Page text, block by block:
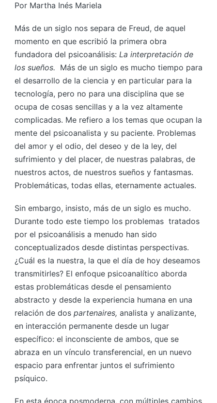
Por Martha Inés Mariela
Más de un siglo nos separa de Freud, de aquel
momento en que escribió la primera obra
fundadora del psicoanálisis: La interpretación de
los sueños. Más de un siglo es mucho tiempo para
el desarrollo de la ciencia y en particular para la
tecnología, pero no para una disciplina que se
ocupa de cosas sencillas y a la vez altamente
complicadas. Me refiero a los temas que ocupan la
mente del psicoanalista y su paciente. Problemas
del amor y el odio, del deseo y de la ley, del
sufrimiento y del placer, de nuestras palabras, de
nuestros actos, de nuestros sueños y fantasmas.
Problemáticas, todas ellas, eternamente actuales.
Sin embargo, insisto, más de un siglo es mucho.
Durante todo este tiempo los problemas tratados
por el psicoanálisis a menudo han sido
conceptualizados desde distintas perspectivas.
¿Cuál es la nuestra, la que el día de hoy deseamos
transmitirles? El enfoque psicoanalítico aborda
estas problemáticas desde el pensamiento
abstracto y desde la experiencia humana en una
relación de dos partenaires, analista y analizante,
en interacción permanente desde un lugar
específico: el inconsciente de ambos, que se
abraza en un vínculo transferencial, en un nuevo
espacio para enfrentar juntos el sufrimiento
psíquico.
En esta época posmoderna, con múltiples cambios